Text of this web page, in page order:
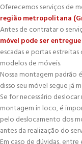
Oferecemos serviços de
região metropolitana
Antes de contratar o
móvel pode ser
escadas e portas
modelos de móveis.
Nossa montagem padrão
disso seu móvel segue já
Se for necessário
montagem in loco, é
pelo deslocamento dos
antes da realização do